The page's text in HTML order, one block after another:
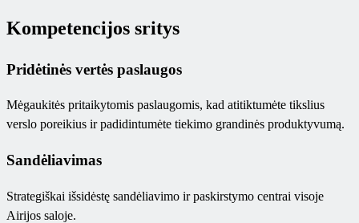
Kompetencijos sritys
Pridėtinės vertės paslaugos
Mėgaukitės pritaikytomis paslaugomis, kad atitiktumėte tikslius
verslo poreikius ir padidintumėte tiekimo grandinės produktyvumą.
Sandėliavimas
Strategiškai išsidėstę sandėliavimo ir paskirstymo centrai visoje
Airijos saloje.